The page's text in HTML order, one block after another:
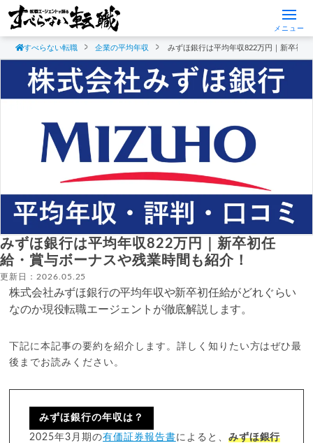
メニュー
すべらない転職 企業の平均年収 みずほ銀行は平均年収822万円｜新卒初
みずほ銀行は平均年収822万円｜新卒初任
給・賞与ボーナスや残業時間も紹介！
更新日：2026.05.25
株式会社みずほ銀行の平均年収や新卒初任給がどれぐらい
なのか現役転職エージェントが徹底解説します。
下記に本記事の要約を紹介します。詳しく知りたい方はぜひ最
後までお読みください。
みずほ銀行の年収は？
2025年3月期の有価証券報告書によると、 みずほ銀行